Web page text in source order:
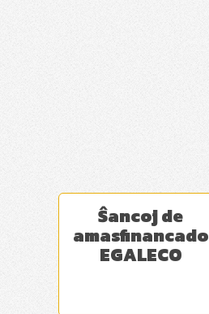
Ŝancoj de
amasfinancado
EGALECO